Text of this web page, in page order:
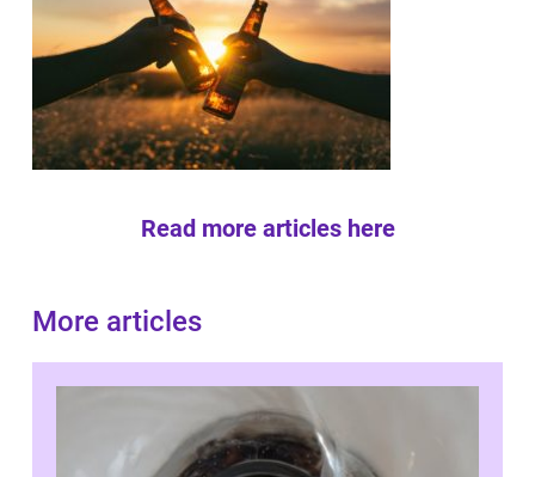
Read more articles here
More articles